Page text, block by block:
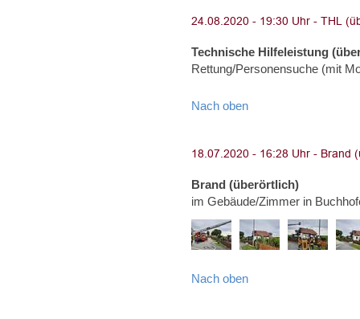
Technische Hilfeleistung
Rettung/Personensuche (mit
Nach oben
Brand (überörtlich)
im Gebäude/Zimmer in
Nach oben